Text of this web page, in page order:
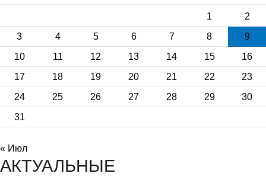
1
2
3
4 5 6 7 8
9
10
11 12 13 14 15
16
17
18 19 20 21 22
23
24
25 26 27 28 29
30
31
« Июл
АКТУАЛЬНЫЕ